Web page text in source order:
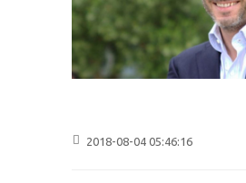
2018-08-04 05:46:16